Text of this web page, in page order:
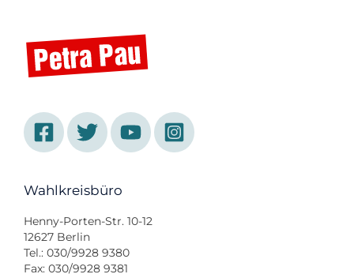
Wahlkreisbüro
Henny-Porten-Str. 10-12
12627 Berlin
Tel.: 030/9928 9380
Fax: 030/9928 9381